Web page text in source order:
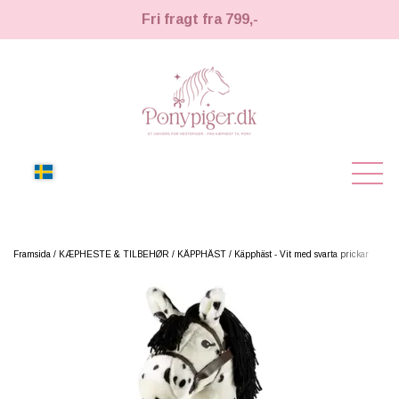
Fri fragt fra 799,-
NYHETER
KÄPPHÄST
KÄPPHÄST
RYKTARTIKLAR
LEMIEUX TOY PONY
TIL HESTEPIGER
Framsida KÆPHESTE & TILBEHØR KÄPPHÄST Käpphäst - Vit med svarta prickar